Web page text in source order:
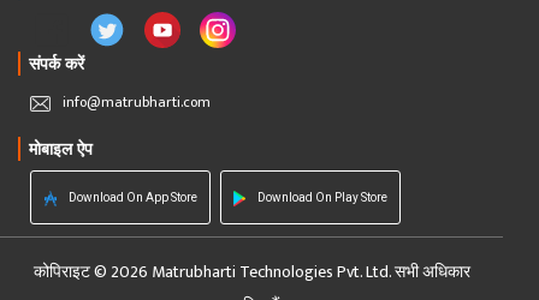
संपर्क करें
info@matrubharti.com
मोबाइल ऐप
Download On App Store Download On Play Store
कोपिराइट © 2026 Matrubharti Technologies Pvt. Ltd. सभी अधिकार